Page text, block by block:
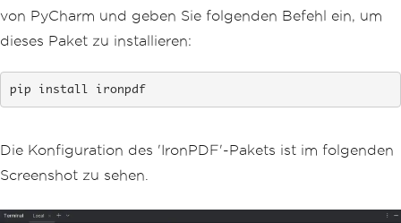
von PyCharm und geben Sie folgenden Befehl ein, um
dieses Paket zu installieren:
pip install ironpdf
Die Konfiguration des 'IronPDF'-Pakets ist im folgenden
Screenshot zu sehen.